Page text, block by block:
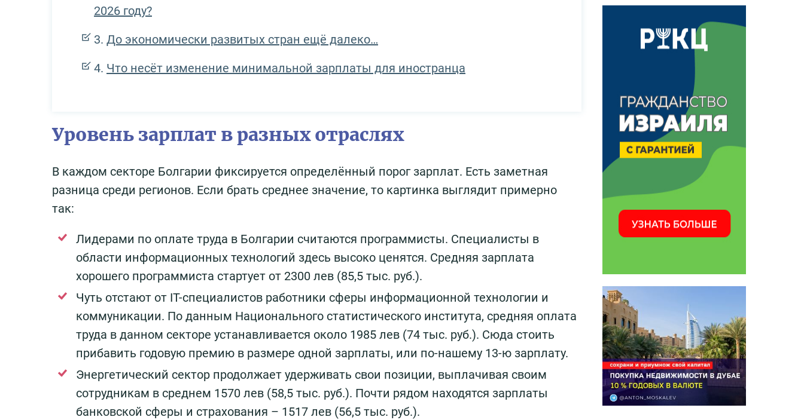
2026 году?
До экономически развитых стран ещё далеко…
Что несёт изменение минимальной зарплаты для иностранца
Уровень зарплат в разных отраслях
В каждом секторе Болгарии фиксируется определённый порог зарплат. Есть заметная
разница среди регионов. Если брать среднее значение, то картинка выглядит примерно
так:
Лидерами по оплате труда в Болгарии считаются программисты. Специалисты в
области информационных технологий здесь высоко ценятся. Средняя зарплата
хорошего программиста стартует от 2300 лев (85,5 тыс. руб.).
Чуть отстают от IT-специалистов работники сферы информационной технологии и
коммуникации. По данным Национального статистического института, средняя оплата
труда в данном секторе устанавливается около 1985 лев (74 тыс. руб.). Сюда стоить
прибавить годовую премию в размере одной зарплаты, или по-нашему 13-ю зарплату.
Энергетический сектор продолжает удерживать свои позиции, выплачивая своим
сотрудникам в среднем 1570 лев (58,5 тыс. руб.). Почти рядом находятся зарплаты
банковской сферы и страхования – 1517 лев (56,5 тыс. руб.).